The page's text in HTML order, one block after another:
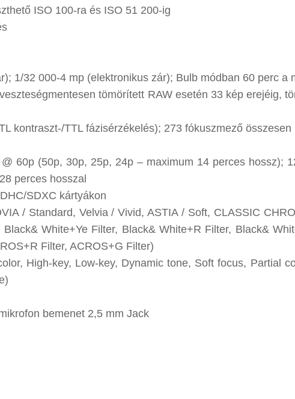
ISO 100-ra és ISO 51 200-ig
1/32 000-4 mp (elektronikus zár); Bulb módban 60 perc a
tömörített RAW esetén 33 kép erejéig,
kontraszt-/TTL fázisérzékelés); 273 fókuszmező összesen
60p (50p, 30p, 25p, 24p – maximum 14 perces hossz);
perces hosszal
SDXC kártyákon
/ Standard, Velvia / Vivid, ASTIA / Soft, CLASSIC
White+Ye Filter, Black& White+R Filter, Black&
Filter, ACROS+G Filter)
High-key, Low-key, Dynamic tone, Soft focus, Partial
bemenet 2,5 mm Jack